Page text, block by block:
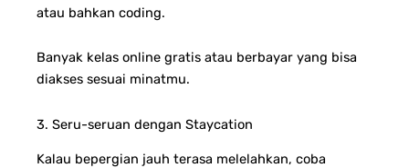
atau bahkan coding.
Banyak kelas online gratis atau berbayar yang bisa
diakses sesuai minatmu.
3. Seru-seruan dengan Staycation
Kalau bepergian jauh terasa melelahkan, coba